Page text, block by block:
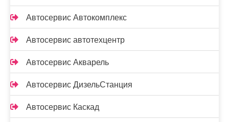
Автосервис Автокомплекс
Автосервис автотехцентр
Автосервис Акварель
Автосервис ДизельСтанция
Автосервис Каскад